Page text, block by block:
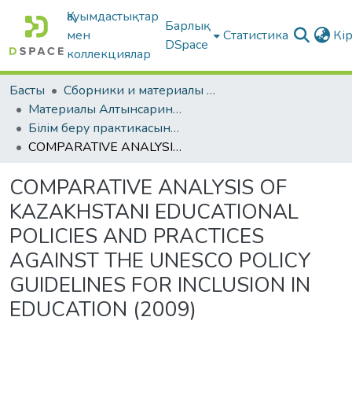
Қауымдастықтар
мен
коллекциялар
Барлық
DSpace
Статистика
Басты
Сборники и материалы конференций
Материалы Алтынсаринских педагогических чтений
Білім беру практикасының сапасын жоғарылатудың өзекті мәселелері | «Актуальные проблемы повышения качества образовательной практики».
COMPARATIVE ANALYSIS OF KAZAKHSTANI EDUCATIONAL POLICIES AND PRACTICES AGAINST THE UNESCO POLICY GUIDELINES FOR INCLUSION IN EDUCATION (2009)
COMPARATIVE ANALYSIS OF
KAZAKHSTANI EDUCATIONAL
POLICIES AND PRACTICES
AGAINST THE UNESCO POLICY
GUIDELINES FOR INCLUSION IN
EDUCATION (2009)